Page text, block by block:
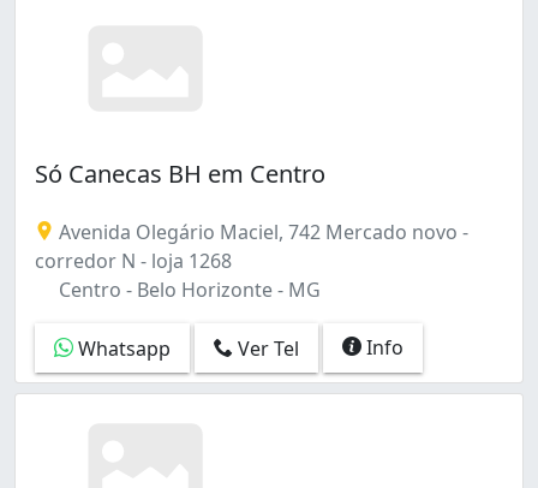
Só Canecas BH em Centro
Avenida Olegário Maciel, 742 Mercado novo -
corredor N - loja 1268
Centro - Belo Horizonte - MG
Whatsapp Ver Tel Info